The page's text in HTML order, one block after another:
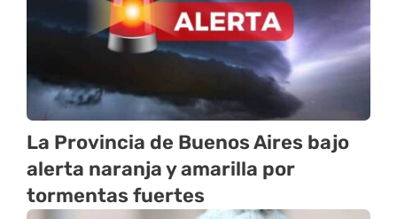
La Provincia de Buenos Aires bajo
alerta naranja y amarilla por
tormentas fuertes